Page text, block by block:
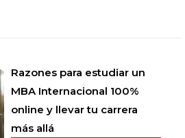
Razones para estudiar un
MBA Internacional 100%
online y llevar tu carrera
más allá